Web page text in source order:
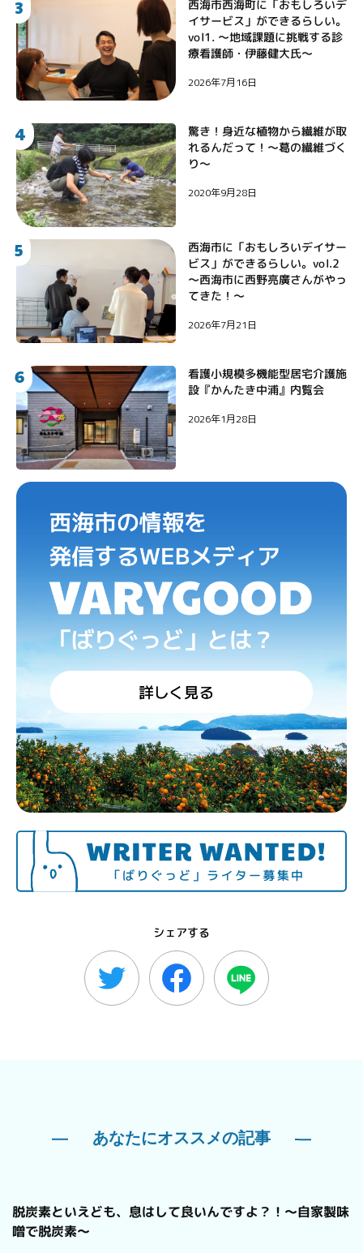
3
西海市西海町に「おもしろいデ
イサービス」ができるらしい。
vol1. 〜地域課題に挑戦する診
療看護師・伊藤健大氏〜
2026年7月16日
4
驚き！身近な植物から繊維が取
れるんだって！〜葛の繊維づく
り〜
2020年9月28日
5 西海市に「おもしろいデイサー
ビス」ができるらしい。vol.2
〜西海市に西野亮廣さんがやっ
てきた！〜
2026年7月21日
6 看護小規模多機能型居宅介護施
設『かんたき中浦』内覧会
2026年1月28日
シェアする
あなたにオススメの記事
脱炭素といえども、息はして良いんですよ？！〜自家製味
噌で脱炭素〜